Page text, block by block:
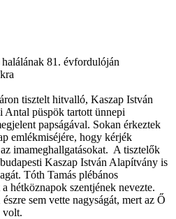
81. évfordulóján
tisztelt hitvalló, Kaszap István
Antal püspök tartott ünnepi
papságával. Sokan érkeztek
emlékmiséjére, hogy kérjék
imameghallgatásokat. A tisztelők
Kaszap István Alapítvány is
Tóth Tamás plébános
hétköznapok szentjének nevezte.
sem vette nagyságát, mert az Ő
volt.